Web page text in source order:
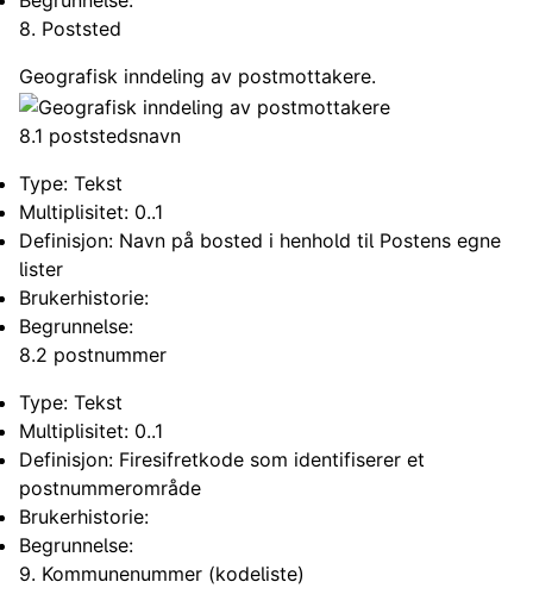
8. Poststed
Geografisk inndeling av postmottakere.
8.1 poststedsnavn
Type: Tekst
Multiplisitet: 0..1
Definisjon: Navn på bosted i henhold til Postens egne
lister
Brukerhistorie:
Begrunnelse:
8.2 postnummer
Type: Tekst
Multiplisitet: 0..1
Definisjon: Firesifretkode som identifiserer et
postnummerområde
Brukerhistorie:
Begrunnelse:
9. Kommunenummer (kodeliste)